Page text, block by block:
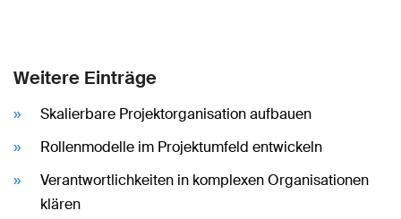
Weitere Einträge
Skalierbare Projektorganisation aufbauen
Rollenmodelle im Projektumfeld entwickeln
Verantwortlichkeiten in komplexen Organisationen
klären